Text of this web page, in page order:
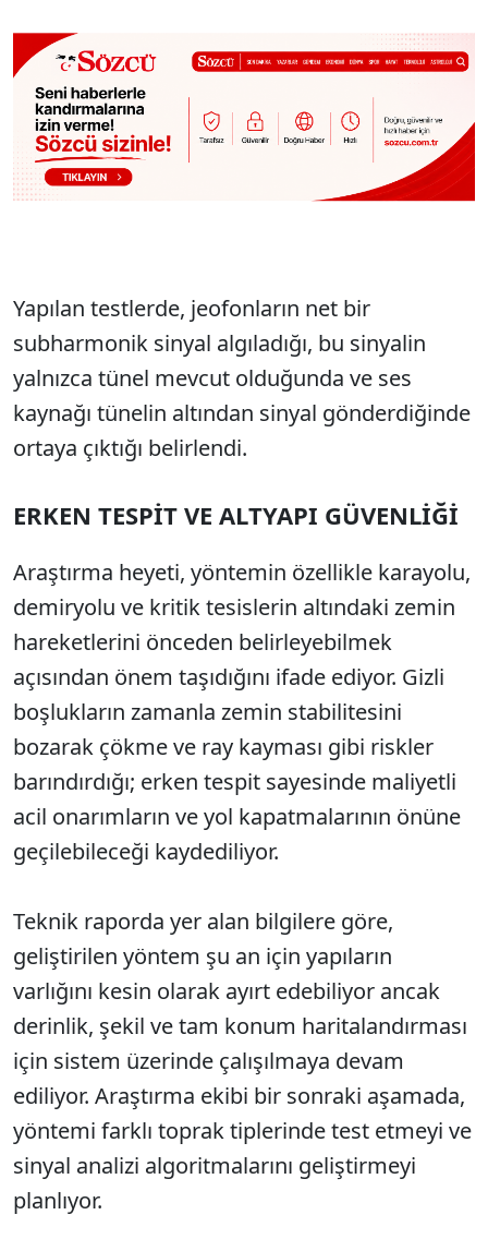
Yapılan testlerde, jeofonların net bir
subharmonik sinyal algıladığı, bu sinyalin
yalnızca tünel mevcut olduğunda ve ses
kaynağı tünelin altından sinyal gönderdiğinde
ortaya çıktığı belirlendi.
ERKEN TESPİT VE ALTYAPI GÜVENLİĞİ
Araştırma heyeti, yöntemin özellikle karayolu,
demiryolu ve kritik tesislerin altındaki zemin
hareketlerini önceden belirleyebilmek
açısından önem taşıdığını ifade ediyor. Gizli
boşlukların zamanla zemin stabilitesini
bozarak çökme ve ray kayması gibi riskler
barındırdığı; erken tespit sayesinde maliyetli
acil onarımların ve yol kapatmalarının önüne
geçilebileceği kaydediliyor.
Teknik raporda yer alan bilgilere göre,
geliştirilen yöntem şu an için yapıların
varlığını kesin olarak ayırt edebiliyor ancak
derinlik, şekil ve tam konum haritalandırması
için sistem üzerinde çalışılmaya devam
ediliyor. Araştırma ekibi bir sonraki aşamada,
yöntemi farklı toprak tiplerinde test etmeyi ve
sinyal analizi algoritmalarını geliştirmeyi
planlıyor.